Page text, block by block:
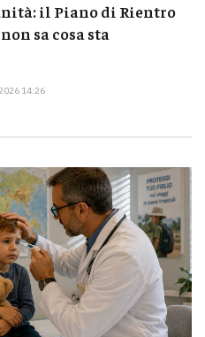
il Piano di Rientro
sa cosa sta
14:26